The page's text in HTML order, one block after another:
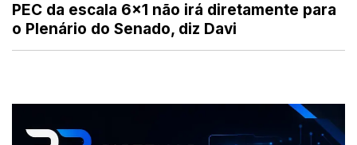
PEC da escala 6×1 não irá diretamente para
o Plenário do Senado, diz Davi